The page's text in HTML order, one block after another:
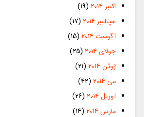
اکتبر 2014
(19)
سپتامبر 2014
(17)
آگوست 2014
(15)
جولای 2014
(25)
ژوئن 2014
(21)
می 2014
(42)
آوریل 2014
(26)
مارس 2014
(14)